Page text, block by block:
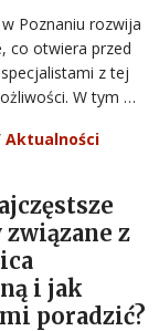
Poznaniu rozwija
co otwiera przed
z tej
W tym …
Aktualności
z
i jak
poradzić?